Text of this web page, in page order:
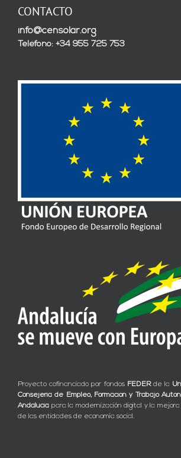
CONTACTO
info@censolar.org
Teléfono: +34 955 725 753
Proyecto cofinanciado por fondos FEDERde la
Consejería de Empleo, Formación y Trabajo
Andalucía para la modernización digital y la
de las entidades de economía social.